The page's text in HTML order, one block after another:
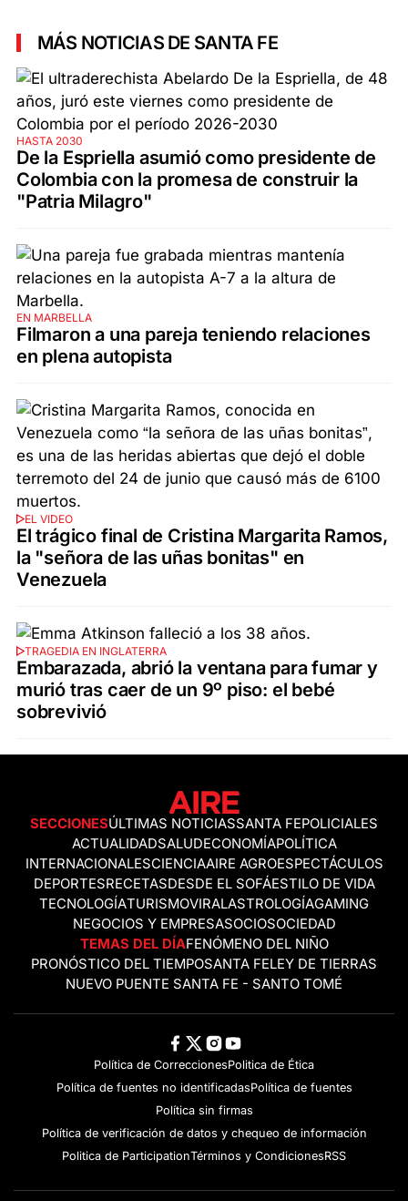
MÁS NOTICIAS DE SANTA FE
HASTA 2030
De la Espriella asumió como presidente de
Colombia con la promesa de construir la
"Patria Milagro"
EN MARBELLA
Filmaron a una pareja teniendo relaciones
en plena autopista
EL VIDEO
El trágico final de Cristina Margarita Ramos,
la "señora de las uñas bonitas" en
Venezuela
TRAGEDIA EN INGLATERRA
Embarazada, abrió la ventana para fumar y
murió tras caer de un 9º piso: el bebé
sobrevivió
SECCIONESÚLTIMAS NOTICIASSANTA FEPOLICIALES
ACTUALIDADSALUDECONOMÍAPOLÍTICA
INTERNACIONALESCIENCIAAIRE AGROESPECTÁCULOS
DEPORTESRECETASDESDE EL SOFÁESTILO DE VIDA
TECNOLOGÍATURISMOVIRALASTROLOGÍAGAMING
NEGOCIOS Y EMPRESASOCIOSOCIEDAD
TEMAS DEL DÍAFENÓMENO DEL NIÑO
PRONÓSTICO DEL TIEMPOSANTA FELEY DE TIERRAS
NUEVO PUENTE SANTA FE - SANTO TOMÉ
Política de CorreccionesPolitica de Ética
Política de fuentes no identificadasPolítica de fuentes
Política sin firmas
Política de verificación de datos y chequeo de información
Politica de ParticipationTérminos y CondicionesRSS